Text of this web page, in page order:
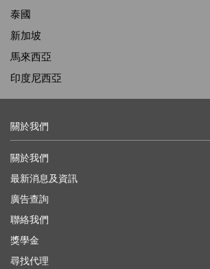
泰國
新加坡
馬來西亞
印度尼西亞
關於我們
關於我們
最新消息及資訊
廣告查詢
聯絡我們
獎學金
尋找代理